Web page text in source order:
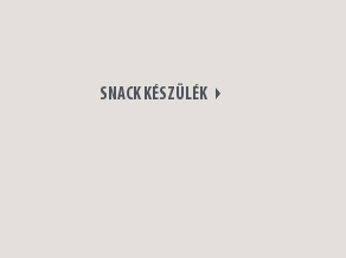
SNACK KÉSZÜLÉK